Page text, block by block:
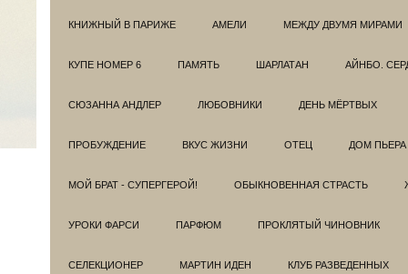
КНИЖНЫЙ В ПАРИЖЕ АМЕЛИ МЕЖДУ ДВУМЯ МИРАМИ
КУПЕ НОМЕР 6 ПАМЯТЬ ШАРЛАТАН АЙНБО.
СЮЗАННА АНДЛЕР ЛЮБОВНИКИ ДЕНЬ МЁРТВЫХ
ПРОБУЖДЕНИЕ ВКУС ЖИЗНИ ОТЕЦ ДОМ ПЬЕРА
МОЙ БРАТ - СУПЕРГЕРОЙ! ОБЫКНОВЕННАЯ СТРАСТЬ
УРОКИ ФАРСИ ПАРФЮМ ПРОКЛЯТЫЙ ЧИНОВНИК
СЕЛЕКЦИОНЕР МАРТИН ИДЕН КЛУБ РАЗВЕДEННЫХ